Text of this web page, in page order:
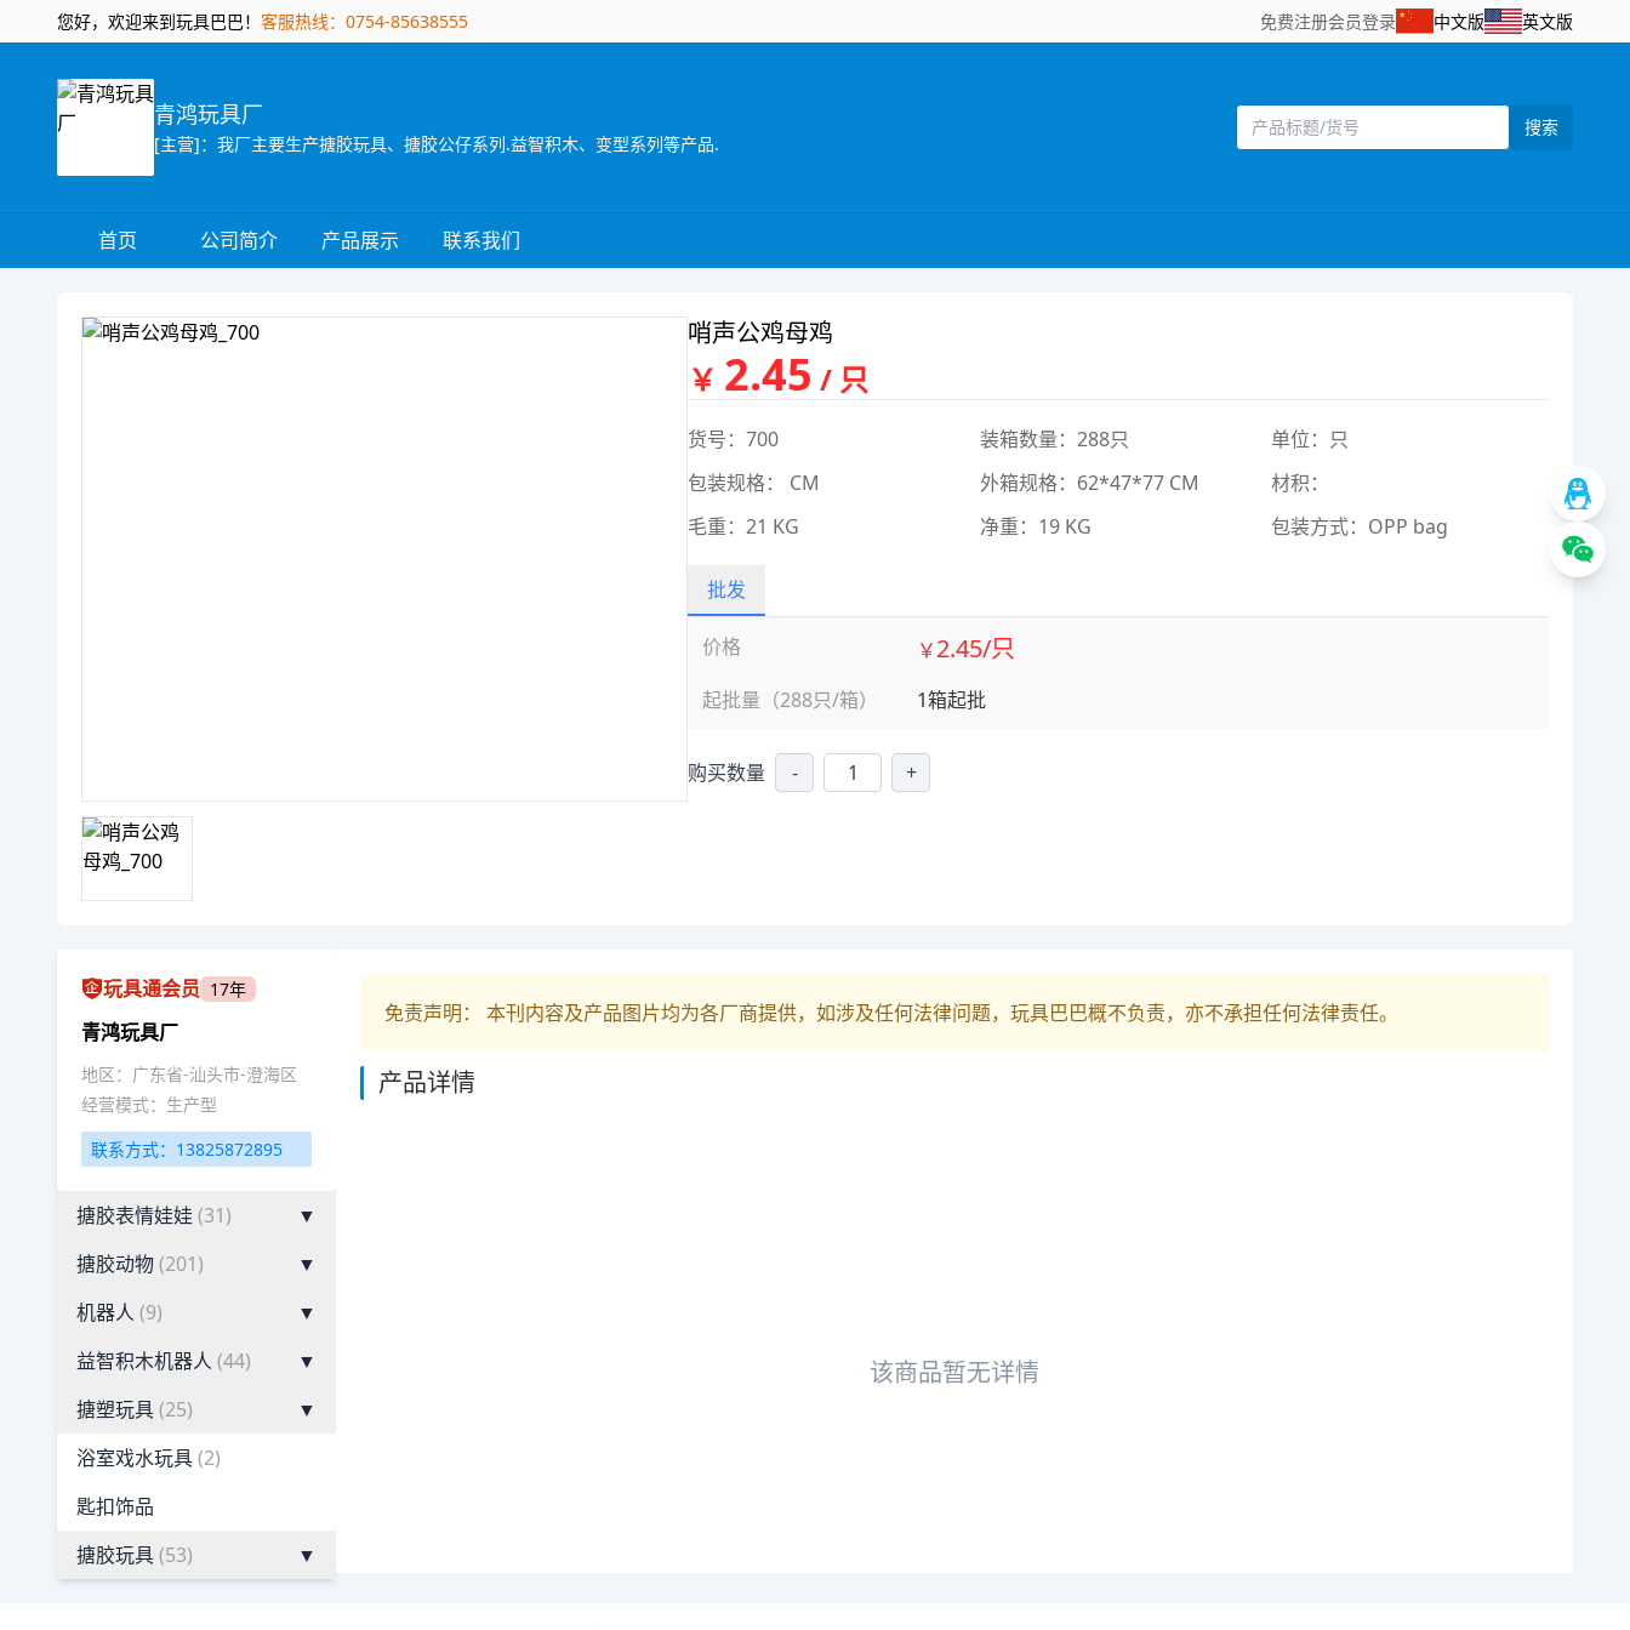
您好，欢迎来到玩具巴巴！ 客服热线：0754-85638555 免费注册会员登录 中文版 英文版
青鸿玩具厂
[主营]：我厂主要生产搪胶玩具、搪胶公仔系列.益智积木、变型系列等产品.
搜索
首页 公司简介 产品展示 联系我们
哨声公鸡母鸡
￥ 2.45 / 只
货号：700 装箱数量：288只
单位：只
包装规格： CM
外箱规格：62*47*77 CM
材积：
毛重：21 KG
净重：19 KG 包装方式：OPP bag
批发
价格
起批量（288只/箱）
￥2.45/只
1箱起批
购买数量 - +
玩具通会员 17年
青鸿玩具厂
地区：广东省-汕头市-澄海区
经营模式：生产型
联系方式：13825872895
搪胶表情娃娃 (31)
▼
搪胶动物(201)
▼
机器人 (9)
▼
益智积木机器人 (44)
▼
搪塑玩具(25)
▼
浴室戏水玩具(2)
匙扣饰品
搪胶玩具(53) ▼
免责声明： 本刊内容及产品图片均为各厂商提供，如涉及任何法律问题，玩具巴巴概不负责，亦不承担任何法律责任。
产品详情
该商品暂无详情